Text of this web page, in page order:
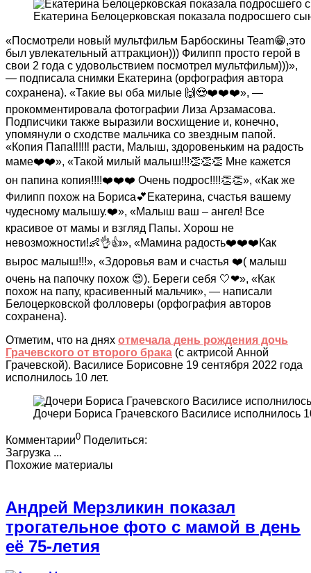
Екатерина Белоцерковская показала подросшего
«Посмотрели новый мультфильм Барбоскины Team😁,это
был увлекательный аттракцион))) Филипп просто герой в
свои 2 года с удовольствием посмотрел мультфильм)))»,
— подписала снимки Екатерина (орфография автора
сохранена). «Такие вы оба милые 🙌😍❤️❤️❤️», —
прокомментировала фотографии Лиза Арзамасова.
Подписчики также выразили восхищение и, конечно,
упомянули о сходстве мальчика со звездным папой.
«Копия Папа‼️‼️‼️ расти, Малыш, здоровеньким на радость
маме❤️❤️», «Такой милый малыш!!!👏👏👏 Мне кажется
он папина копия!!!!❤️❤️❤️ Очень подрос!!!!👏👏», «Как же
Филипп похож на Бориса💕Екатерина, счастья вашему
чудесному малышу.❤️», «Малыш ваш – ангел! Все
красивое от мамы и взгляд Папы. Хорош не
невозможности!👶👌👍», «Мамина радость❤️❤️❤️Как
вырос малыш!!!», «Здоровья вам и счастья ❤️( малыш
очень на папочку похож 😍). Береги себя 🤍❤», «Как
похож на папу, красивенный мальчик», — написали
Белоцерковской фолловеры (орфография авторов
сохранена).
Отметим, что на днях отмечала день рождения дочь
Грачевского от второго брака (с актрисой Анной
Грачевской). Василисе Борисовне 19 сентября 2022 года
исполнилось 10 лет.
Дочери Бориса Грачевского Василисе исполнилось
Комментарии0 Поделиться:
Загрузка ...
Похожие материалы
Андрей Мерзликин показал
трогательное фото с мамой в день
её 75-летия